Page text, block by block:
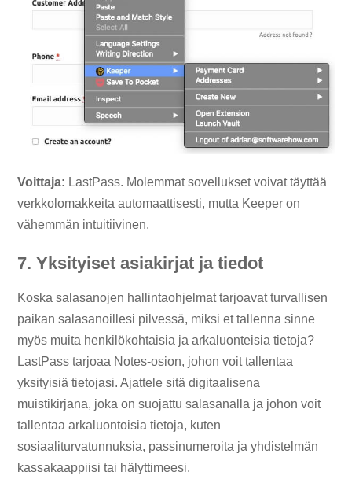
Voittaja: LastPass. Molemmat sovellukset voivat täyttää
verkkolomakkeita automaattisesti, mutta Keeper on
vähemmän intuitiivinen.
7. Yksityiset asiakirjat ja tiedot
Koska salasanojen hallintaohjelmat tarjoavat turvallisen
paikan salasanoillesi pilvessä, miksi et tallenna sinne
myös muita henkilökohtaisia ​​ja arkaluonteisia tietoja?
LastPass tarjoaa Notes-osion, johon voit tallentaa
yksityisiä tietojasi. Ajattele sitä digitaalisena
muistikirjana, joka on suojattu salasanalla ja johon voit
tallentaa arkaluontoisia tietoja, kuten
sosiaaliturvatunnuksia, passinumeroita ja yhdistelmän
kassakaappiisi tai hälyttimeesi.